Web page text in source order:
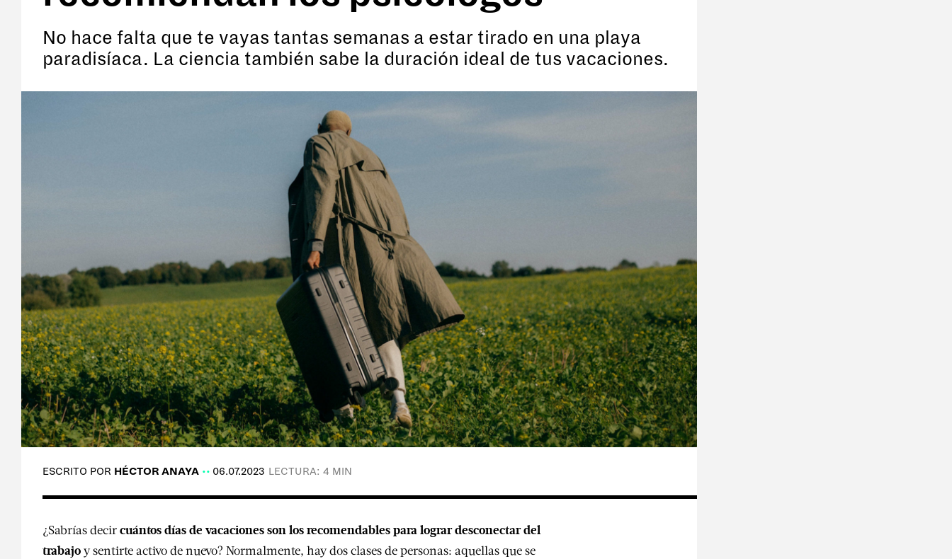
No hace falta que te vayas tantas semanas a estar tirado en una playa
paradisíaca. La ciencia también sabe la duración ideal de tus vacaciones.
ESCRITO POR HÉCTOR ANAYA 06.07.2023 LECTURA: 4 MIN
¿Sabrías decircuántos días de vacaciones son los recomendables para lograr desconectar del
trabajoy sentirte activo de nuevo? Normalmente, hay dos clases de personas: aquellas que se